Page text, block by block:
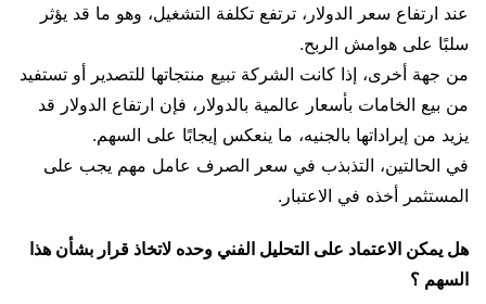
عند ارتفاع سعر الدولار، ترتفع تكلفة التشغيل، وهو ما قد يؤثر
سلبًا على هوامش الربح.
من جهة أخرى، إذا كانت الشركة تبيع منتجاتها للتصدير أو تستفيد
من بيع الخامات بأسعار عالمية بالدولار، فإن ارتفاع الدولار قد
يزيد من إيراداتها بالجنيه، ما ينعكس إيجابًا على السهم.
في الحالتين، التذبذب في سعر الصرف عامل مهم يجب على
المستثمر أخذه في الاعتبار.
هل يمكن الاعتماد على التحليل الفني وحده لاتخاذ قرار بشأن هذا
السهم ؟